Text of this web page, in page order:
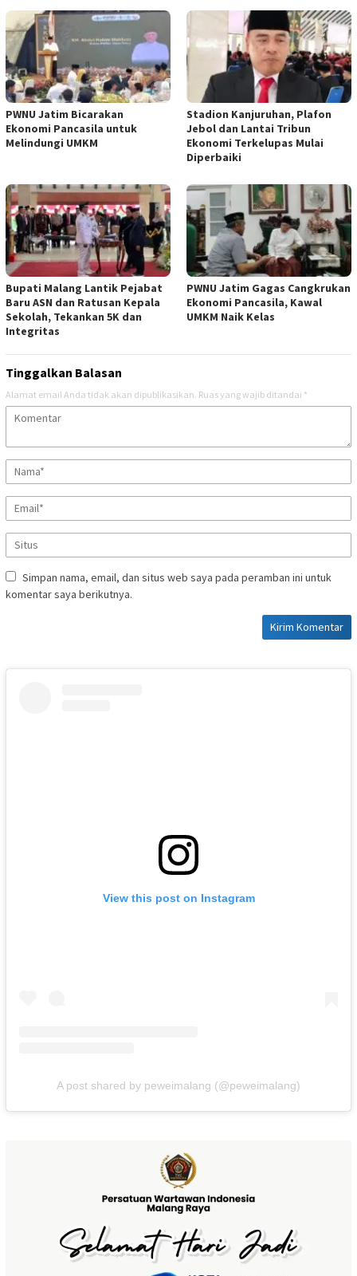
PWNU Jatim Bicarakan
Ekonomi Pancasila untuk
Melindungi UMKM
Stadion Kanjuruhan, Plafon
Jebol dan Lantai Tribun
Ekonomi Terkelupas Mulai
Diperbaiki
Bupati Malang Lantik Pejabat
Baru ASN dan Ratusan Kepala
Sekolah, Tekankan 5K dan
Integritas
PWNU Jatim Gagas Cangkrukan
Ekonomi Pancasila, Kawal
UMKM Naik Kelas
Tinggalkan Balasan
Alamat email Anda tidak akan dipublikasikan. Ruas yang wajib ditandai *
Simpan nama, email, dan situs web saya pada peramban ini untuk
komentar saya berikutnya.
View this post on Instagram
A post shared by peweimalang (@peweimalang)